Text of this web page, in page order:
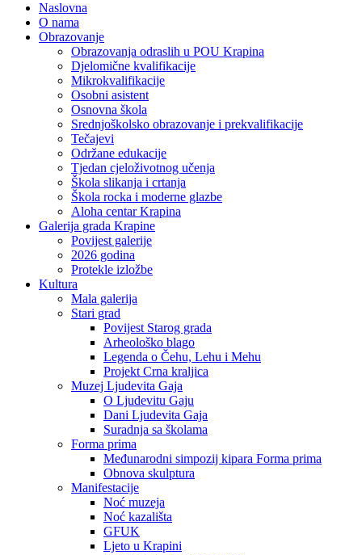
Naslovna
O nama
Obrazovanje
Obrazovanja odraslih u POU Krapina
Djelomične kvalifikacije
Mikrokvalifikacije
Osobni asistent
Osnovna škola
Srednjoškolsko obrazovanje i prekvalifikacije
Tečajevi
Održane edukacije
Tjedan cjeloživotnog učenja
Škola slikanja i crtanja
Škola rocka i moderne glazbe
Aloha centar Krapina
Galerija grada Krapine
Povijest galerije
2026 godina
Protekle izložbe
Kultura
Mala galerija
Stari grad
Povijest Starog grada
Arheološko blago
Legenda o Čehu, Lehu i Mehu
Projekt Crna kraljica
Muzej Ljudevita Gaja
O Ljudevitu Gaju
Dani Ljudevita Gaja
Suradnja sa školama
Forma prima
Međunarodni simpozij kipara Forma prima
Obnova skulptura
Manifestacije
Noć muzeja
Noć kazališta
GFUK
Ljeto u Krapini